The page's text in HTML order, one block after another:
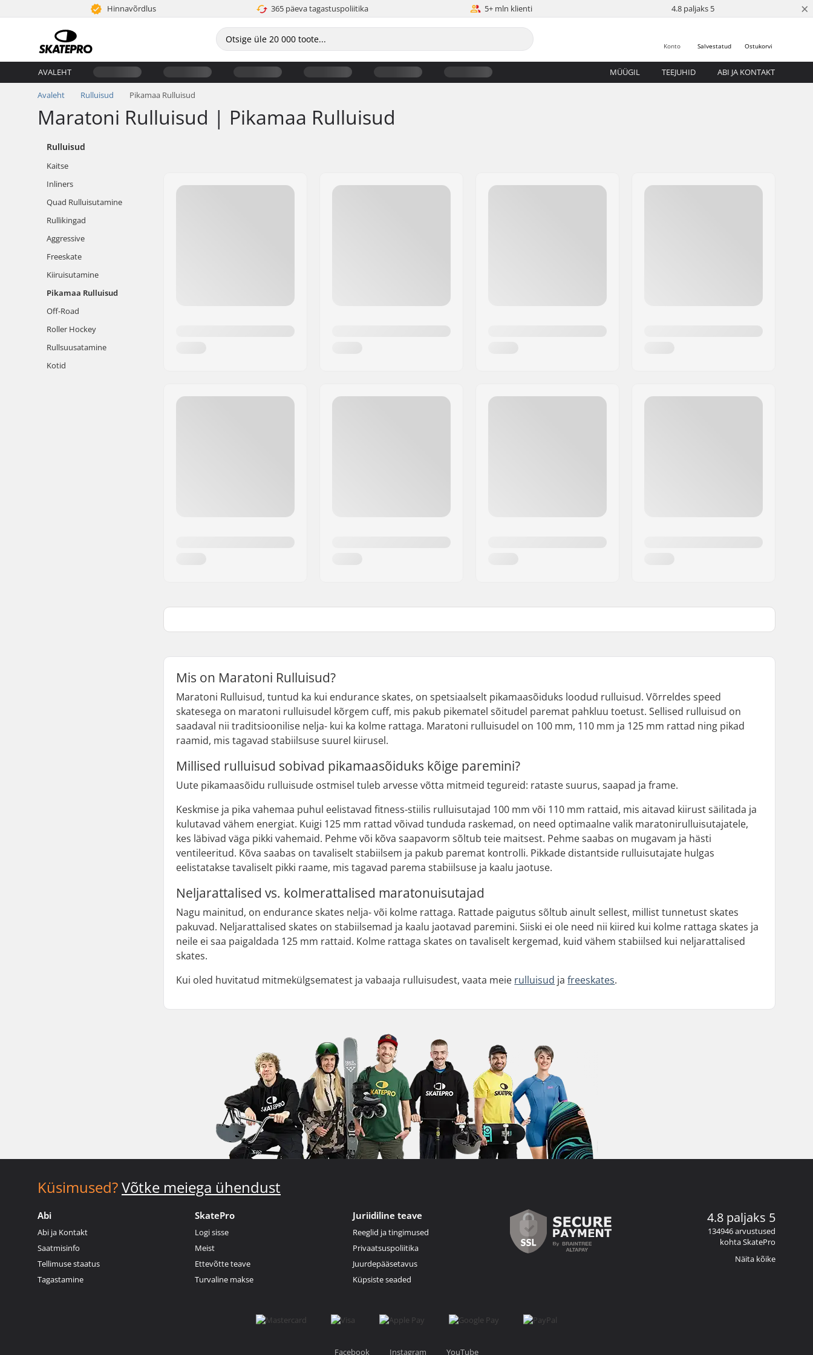
Hinnavõrdlus 365 päeva tagastuspoliitika 5+ mln klienti 4.8 paljaks 5 ×
Ostukorvi
Salvestatud
Konto
AVALEHT MÜÜGIL TEEJUHID ABI JA KONTAKT
Avaleht Rulluisud Pikamaa Rulluisud
Maratoni Rulluisud | Pikamaa Rulluisud
Rulluisud
Kaitse
Inliners
Quad Rulluisutamine
Rullikingad
Aggressive
Freeskate
Kiiruisutamine
Pikamaa Rulluisud
Off-Road
Roller Hockey
Rullsuusatamine
Kotid
Mis on Maratoni Rulluisud?
Maratoni Rulluisud, tuntud ka kui endurance skates, on spetsiaalselt pikamaasõiduks loodud rulluisud. Võrreldes speed
skatesega on maratoni rulluisudel kõrgem cuff, mis pakub pikematel sõitudel paremat pahkluu toetust. Sellised rulluisud on
saadaval nii traditsioonilise nelja- kui ka kolme rattaga. Maratoni rulluisudel on 100 mm, 110 mm ja 125 mm rattad ning pikad
raamid, mis tagavad stabiilsuse suurel kiirusel.
Millised rulluisud sobivad pikamaasõiduks kõige paremini?
Uute pikamaasõidu rulluisude ostmisel tuleb arvesse võtta mitmeid tegureid: rataste suurus, saapad ja frame.
Keskmise ja pika vahemaa puhul eelistavad fitness-stiilis rulluisutajad 100 mm või 110 mm rattaid, mis aitavad kiirust säilitada ja
kulutavad vähem energiat. Kuigi 125 mm rattad võivad tunduda raskemad, on need optimaalne valik maratonirulluisutajatele,
kes läbivad väga pikki vahemaid. Pehme või kõva saapavorm sõltub teie maitsest. Pehme saabas on mugavam ja hästi
ventileeritud. Kõva saabas on tavaliselt stabiilsem ja pakub paremat kontrolli. Pikkade distantside rulluisutajate hulgas
eelistatakse tavaliselt pikki raame, mis tagavad parema stabiilsuse ja kaalu jaotuse.
Neljarattalised vs. kolmerattalised maratonuisutajad
Nagu mainitud, on endurance skates nelja- või kolme rattaga. Rattade paigutus sõltub ainult sellest, millist tunnetust skates
pakuvad. Neljarattalised skates on stabiilsemad ja kaalu jaotavad paremini. Siiski ei ole need nii kiired kui kolme rattaga skates ja
neile ei saa paigaldada 125 mm rattaid. Kolme rattaga skates on tavaliselt kergemad, kuid vähem stabiilsed kui neljarattalised
skates.
Kui oled huvitatud mitmekülgsematest ja vabaaja rulluisudest, vaata meie rulluisud jafreeskates.
Küsimused?Võtke meiega ühendust
Abi
Abi ja Kontakt
Saatmisinfo
Tellimuse staatus
Tagastamine
SkatePro
Logi sisse
Meist
Ettevõtte teave
Turvaline makse
Juriidiline teave
Reeglid ja tingimused
Privaatsuspoliitika
Juurdepääsetavus
Küpsiste seaded
4.8 paljaks 5
134946 arvustused
kohta SkatePro
Näita kõike
Facebook Instagram YouTube